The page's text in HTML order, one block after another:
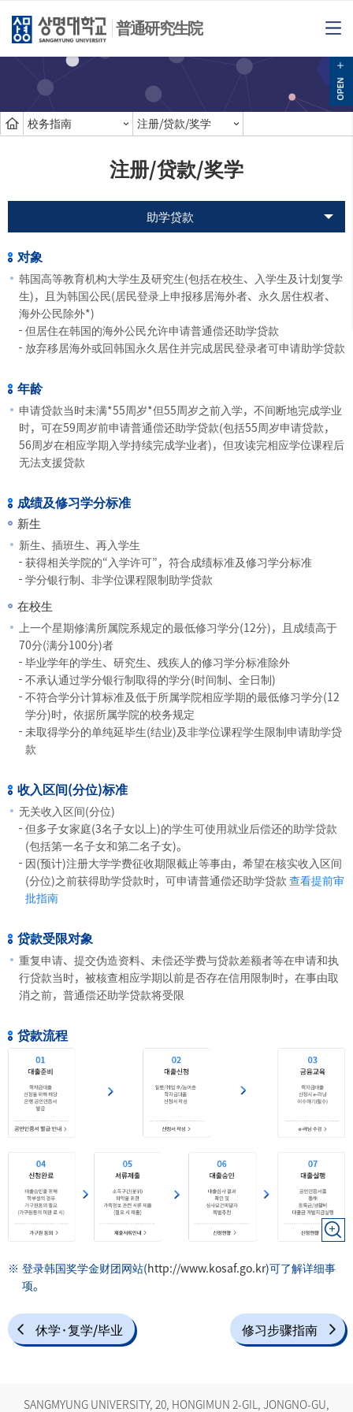
普通研究生院
校务指南 注册/贷款/奖学
注册/贷款/奖学
助学贷款
对象
韩国高等教育机构大学生及研究生(包括在校生、入学生及计划复学
生)，且为韩国公民(居民登录上申报移居海外者、永久居住权者、
海外公民除外*)
但居住在韩国的海外公民允许申请普通偿还助学贷款
放弃移居海外或回韩国永久居住并完成居民登录者可申请助学贷款
年龄
申请贷款当时未满*55周岁*但55周岁之前入学，不间断地完成学业
时，可在59周岁前申请普通偿还助学贷款(包括55周岁申请贷款，
56周岁在相应学期入学持续完成学业者)，但攻读完相应学位课程后
无法支援贷款
成绩及修习学分标准
新生
新生、插班生、再入学生
获得相关学院的“入学许可”，符合成绩标准及修习学分标准
学分银行制、非学位课程限制助学贷款
在校生
上一个星期修满所属院系规定的最低修习学分(12分)，且成绩高于
70分(满分100分)者
毕业学年的学生、研究生、残疾人的修习学分标准除外
不承认通过学分银行制取得的学分(时间制、全日制)
不符合学分计算标准及低于所属学院相应学期的最低修习学分(12
学分)时，依据所属学院的校务规定
未取得学分的单纯延毕生(结业)及非学位课程学生限制申请助学贷
款
收入区间(分位)标准
无关收入区间(分位)
但多子女家庭(3名子女以上)的学生可使用就业后偿还的助学贷款
(包括第一名子女和第二名子女)。
因(预计)注册大学学费征收期限截止等事由，希望在核实收入区间
(分位)之前获得助学贷款时，可申请普通偿还助学贷款 查看提前审
批指南
贷款受限对象
重复申请、提交伪造资料、未偿还学费与贷款差额者等在申请和执
行贷款当时，被核查相应学期以前是否存在信用限制时，在事由取
消之前，普通偿还助学贷款将受限
贷款流程
登录韩国奖学金财团网站(http://www.kosaf.go.kr)可了解详细事
项。
休学·复学/毕业 修习步骤指南
SANGMYUNG UNIVERSITY, 20, HONGIMUN 2-GIL, JONGNO-GU,